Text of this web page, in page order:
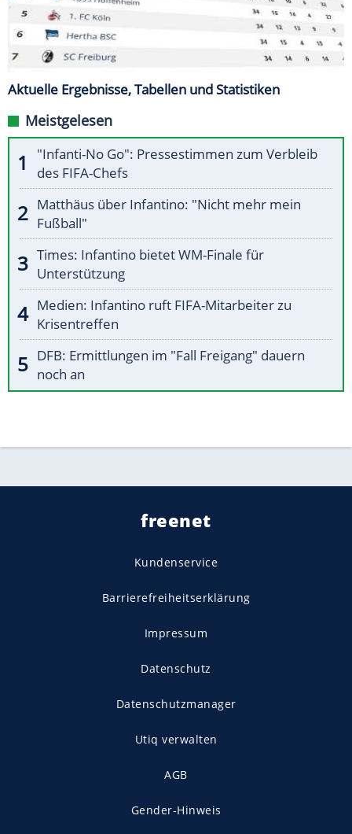
Aktuelle Ergebnisse, Tabellen und Statistiken
Meistgelesen
"Infanti-No Go": Pressestimmen zum Verbleib
des FIFA-Chefs
Matthäus über Infantino: "Nicht mehr mein
Fußball"
Times: Infantino bietet WM-Finale für
Unterstützung
Medien: Infantino ruft FIFA-Mitarbeiter zu
Krisentreffen
DFB: Ermittlungen im "Fall Freigang" dauern
noch an
freenet
Kundenservice
Barrierefreiheitserklärung
Impressum
Datenschutz
Datenschutzmanager
Utiq verwalten
AGB
Gender-Hinweis